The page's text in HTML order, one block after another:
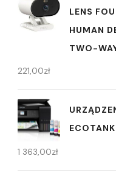
LENS
HUMAN
TWO-
221,00zł
1 363,00zł